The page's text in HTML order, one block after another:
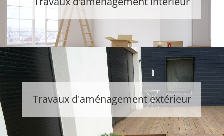
Travaux d'aménagement extérieur